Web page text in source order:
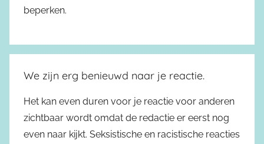
beperken.
We zijn erg benieuwd naar je reactie.
Het kan even duren voor je reactie voor anderen
zichtbaar wordt omdat de redactie er eerst nog
even naar kijkt. Seksistische en racistische reacties